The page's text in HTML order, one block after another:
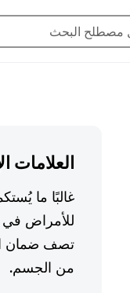
العلامات
غالبًا ما
للأمراض في
تصف ضمان
من الجسم.